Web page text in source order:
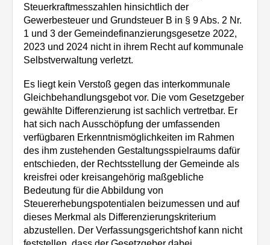
Steuerkraftmesszahlen hinsichtlich der
Gewerbesteuer und Grundsteuer B in § 9 Abs. 2 Nr.
1 und 3 der Gemeindefinanzierungsgesetze 2022,
2023 und 2024 nicht in ihrem Recht auf kommunale
Selbstverwaltung verletzt.
Es liegt kein Verstoß gegen das interkommunale
Gleichbehandlungsgebot vor. Die vom Gesetzgeber
gewählte Differenzierung ist sachlich vertretbar. Er
hat sich nach Ausschöpfung der umfassenden
verfügbaren Erkenntnismöglichkeiten im Rahmen
des ihm zustehenden Gestaltungsspielraums dafür
entschieden, der Rechtsstellung der Gemeinde als
kreisfrei oder kreisangehörig maßgebliche
Bedeutung für die Abbildung von
Steuererhebungspotentialen beizumessen und auf
dieses Merkmal als Differenzierungskriterium
abzustellen. Der Verfassungsgerichtshof kann nicht